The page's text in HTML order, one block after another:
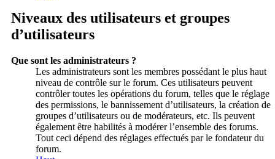
Niveaux des utilisateurs et groupes
d’utilisateurs
Que sont les administrateurs ?
Les administrateurs sont les membres possédant le plus haut
niveau de contrôle sur le forum. Ces utilisateurs peuvent
contrôler toutes les opérations du forum, telles que le réglage
des permissions, le bannissement d’utilisateurs, la création de
groupes d’utilisateurs ou de modérateurs, etc. Ils peuvent
également être habilités à modérer l’ensemble des forums.
Tout ceci dépend des réglages effectués par le fondateur du
forum.